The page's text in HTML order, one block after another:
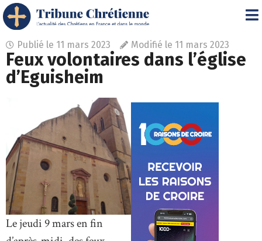
Publié le 11 mars 2023 Modifié le 11 mars 2023
Feux volontaires dans l’église
d’Eguisheim
Le jeudi 9 mars en fin